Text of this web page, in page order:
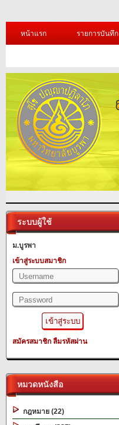
หน้าแรก รายการบันทึก
ระบบผู้ใช้
ม.บูรพา
เข้าสู่ระบบสมาชิก
สมัครสมาชิก ลืมรหัสผ่าน
หมวดหนังสือ
กฎหมาย (22)